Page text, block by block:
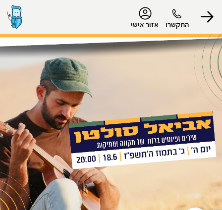
התקשרו אזור אישי
הפרופיל שלי
התנתק